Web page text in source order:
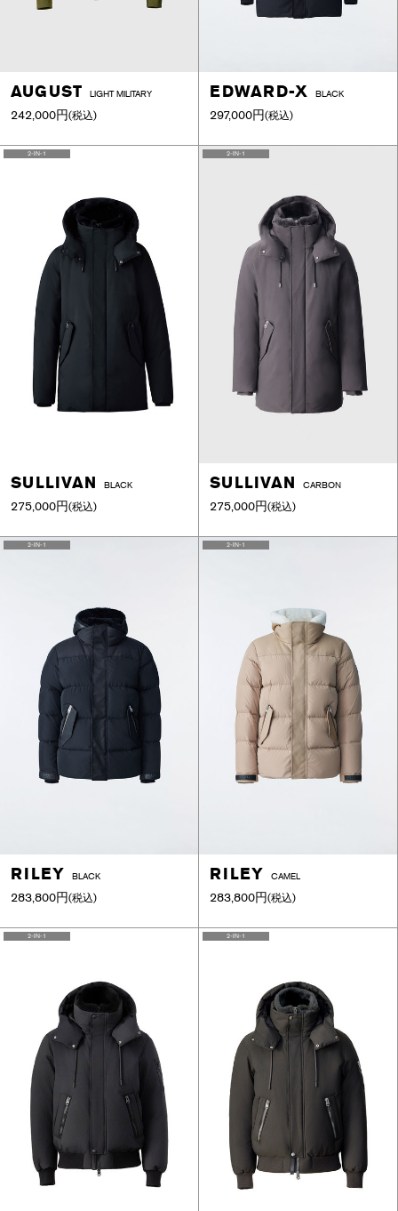
AUGUST LIGHT MILITARY
242,000円(税込)
EDWARD-X BLACK
297,000円(税込)
2-IN-1
SULLIVAN BLACK
275,000円(税込)
2-IN-1
SULLIVAN CARBON
275,000円(税込)
2-IN-1
RILEY BLACK
283,800円(税込)
2-IN-1
RILEY CAMEL
283,800円(税込)
2-IN-1 2-IN-1